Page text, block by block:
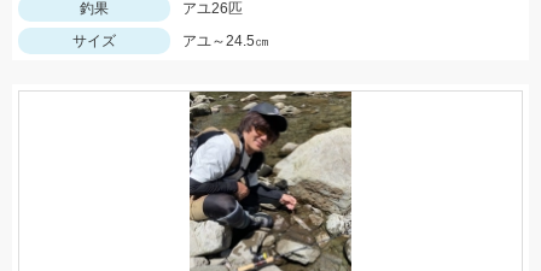
釣果
アユ26匹
サイズ
アユ～24.5㎝